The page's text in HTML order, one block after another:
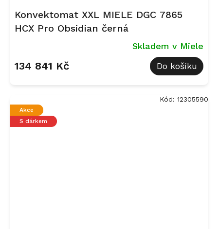
Konvektomat XXL MIELE DGC 7865
HCX Pro Obsidian černá
Skladem v Miele
134 841 Kč Do košíku
Akce
S dárkem
Kód: 12305590